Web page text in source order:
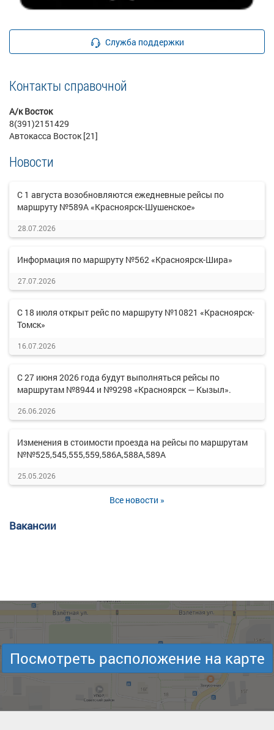
Служба поддержки
Контакты справочной
А/к Восток
8(391)2151429
Автокасса Восток [21]
Новости
С 1 августа возобновляются ежедневные рейсы по
маршруту №589А «Красноярск-Шушенское»
28.07.2026
Информация по маршруту №562 «Красноярск-Шира»
27.07.2026
С 18 июля открыт рейс по маршруту №10821 «Красноярск-
Томск»
16.07.2026
С 27 июня 2026 года будут выполняться рейсы по
маршрутам №8944 и №9298 «Красноярск — Кызыл».
26.06.2026
Изменения в стоимости проезда на рейсы по маршрутам
№№525,545,555,559,586А,588А,589А
25.05.2026
Все новости »
Вакансии
Посмотреть расположение на карте